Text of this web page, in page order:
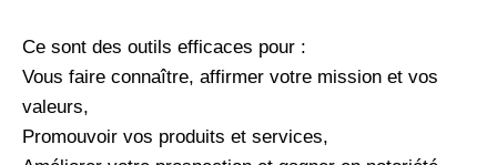
Ce sont des outils efficaces pour :
Vous faire connaître, affirmer votre mission et vos
valeurs,
Promouvoir vos produits et services,